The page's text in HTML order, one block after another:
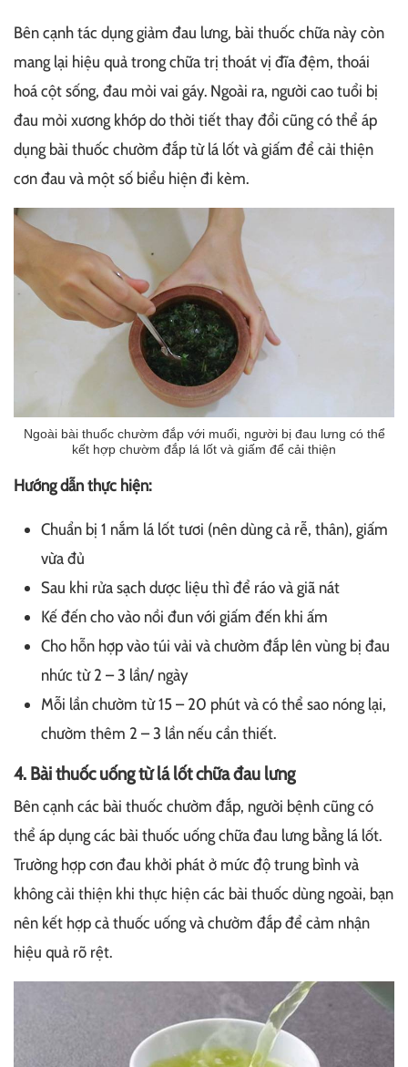
Bên cạnh tác dụng giảm đau lưng, bài thuốc chữa này còn
mang lại hiệu quả trong chữa trị thoát vị đĩa đệm, thoái
hoá cột sống, đau mỏi vai gáy. Ngoài ra, người cao tuổi bị
đau mỏi xương khớp do thời tiết thay đổi cũng có thể áp
dụng bài thuốc chườm đắp từ lá lốt và giấm để cải thiện
cơn đau và một số biểu hiện đi kèm.
Ngoài bài thuốc chườm đắp với muối, người bị đau lưng có thể
kết hợp chườm đắp lá lốt và giấm để cải thiện
Hướng dẫn thực hiện:
Chuẩn bị 1 nắm lá lốt tươi (nên dùng cả rễ, thân), giấm
vừa đủ
Sau khi rửa sạch dược liệu thì để ráo và giã nát
Kế đến cho vào nồi đun với giấm đến khi ấm
Cho hỗn hợp vào túi vải và chườm đắp lên vùng bị đau
nhức từ 2 – 3 lần/ ngày
Mỗi lần chườm từ 15 – 20 phút và có thể sao nóng lại,
chườm thêm 2 – 3 lần nếu cần thiết.
4. Bài thuốc uống từ lá lốt chữa đau lưng
Bên cạnh các bài thuốc chườm đắp, người bệnh cũng có
thể áp dụng các bài thuốc uống chữa đau lưng bằng lá lốt.
Trường hợp cơn đau khởi phát ở mức độ trung bình và
không cải thiện khi thực hiện các bài thuốc dùng ngoài, bạn
nên kết hợp cả thuốc uống và chườm đắp để cảm nhận
hiệu quả rõ rệt.